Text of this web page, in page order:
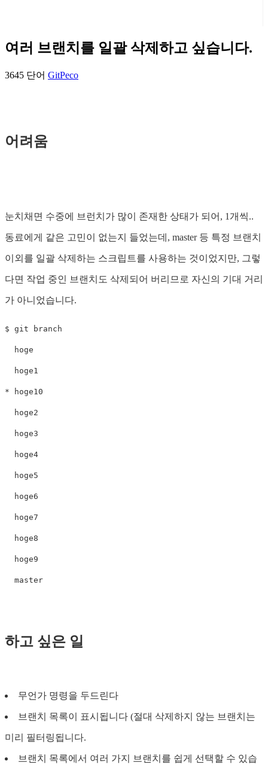
여러 브랜치를 일괄 삭제하고 싶습니다.
3645 단어 GitPeco
어려움
눈치채면 수중에 브런치가 많이 존재한 상태가 되어, 1개씩..
동료에게 같은 고민이 없는지 들었는데, master 등 특정 브랜치
이외를 일괄 삭제하는 스크립트를 사용하는 것이었지만, 그렇
다면 작업 중인 브랜치도 삭제되어 버리므로 자신의 기대 거리
가 아니었습니다.
$ git branch
hoge
hoge1
* hoge10
hoge2
hoge3
hoge4
hoge5
hoge6
hoge7
hoge8
hoge9
master
하고 싶은 일
무언가 명령을 두드린다
브랜치 목록이 표시됩니다 (절대 삭제하지 않는 브랜치는
미리 필터링됩니다.
브랜치 목록에서 여러 가지 브랜치를 쉽게 선택할 수 있습